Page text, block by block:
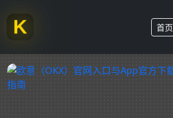
X
欧易App下载中心 首页
欧易App下载中心 -